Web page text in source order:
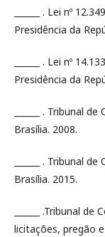
______ . Lei nº
Presidência da
______ . Lei nº
Presidência da
______ . Tribunal
Brasília. 2008.
______ . Tribunal
Brasília. 2015.
______ .Tribunal
licitações, pregão